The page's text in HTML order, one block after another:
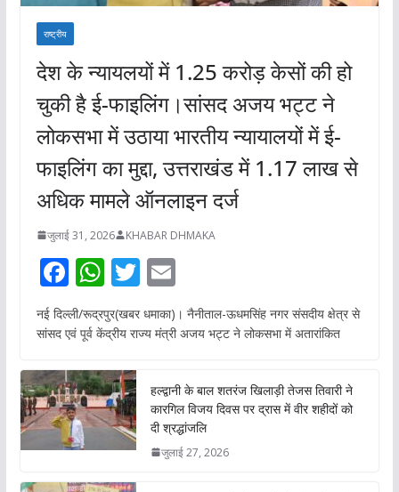
राष्ट्रीय
देश के न्यायलयों में 1.25 करोड़ केसों की हो
चुकी है ई-फाइलिंग।सांसद अजय भट्ट ने
लोकसभा में उठाया भारतीय न्यायालयों में ई-
फाइलिंग का मुद्दा, उत्तराखंड में 1.17 लाख से
अधिक मामले ऑनलाइन दर्ज
जुलाई 31, 2026 KHABAR DHMAKA
F
ac
e
o
o
k
W
h
at
A
p
p
T
w
itt
E
m
ai
नई दिल्ली/रूद्रपुर(खबर धमाका)। नैनीताल-ऊधमसिंह नगर संसदीय क्षेत्र से
सांसद एवं पूर्व केंद्रीय राज्य मंत्री अजय भट्ट ने लोकसभा में अतारांकित
हल्द्वानी के बाल शतरंज खिलाड़ी तेजस तिवारी ने
कारगिल विजय दिवस पर द्रास में वीर शहीदों को
दी श्रद्धांजलि
जुलाई 27, 2026